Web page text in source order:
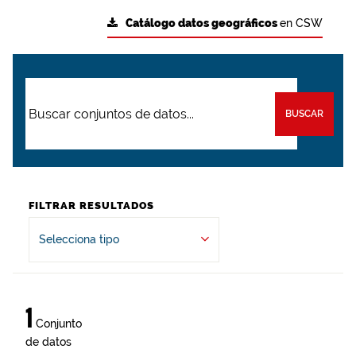
Catálogo datos geográficosen CSW
BUSCAR
FILTRAR RESULTADOS
Selecciona tipo
1 Conjunto
de datos